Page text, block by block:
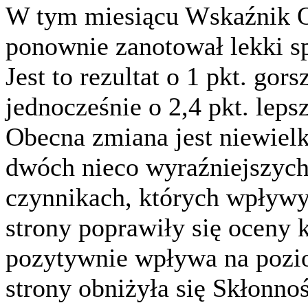
W tym miesiącu Wskaźnik
ponownie zanotował lekki
Jest to rezultat o 1 pkt.
jednocześnie o 2,4 pkt.
Obecna zmiana jest
dwóch nieco
czynnikach, których
strony poprawiły się oceny
pozytywnie wpływa na
strony obniżyła się